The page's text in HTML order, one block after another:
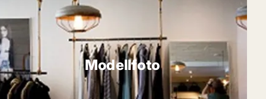
Modellfoto